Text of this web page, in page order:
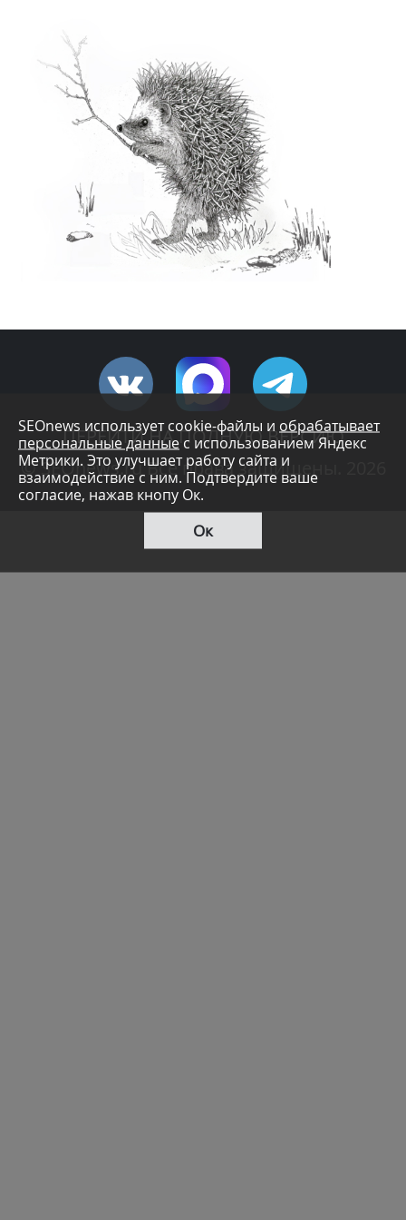
SEOnews использует cookie-файлы и обрабатывает
персональные данные с использованием Яндекс
Метрики. Это улучшает работу сайта и
взаимодействие с ним. Подтвердите ваше
согласие, нажав кнопу Ок.
Ок
ПЕРЕЙТИ НА ПОЛНУЮ ВЕРСИЮ
© SEOnews.ru Все права защищены. 2026